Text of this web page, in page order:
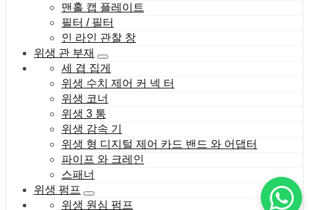
맨홀 캡 플레이트
필터 / 필터
인 라인 관찰 창
위생 관 부재
세 겹 집게
위생 수치 제어 커 넥 터
위생 코너
위생 3 통
위생 감속 기
위생 형 디지털 제어 카드 밴드 와 어댑터
파이프 와 크레인
스패너
위생 펌프
위생 원심 펌프